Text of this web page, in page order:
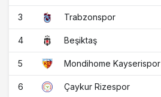
3 Trabzonspor
4 Beşiktaş
5 Mondihome Kayserispor
6 Çaykur Rizespor